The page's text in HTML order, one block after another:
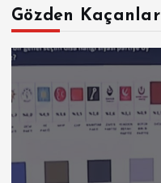
Gözden Kaçanlar